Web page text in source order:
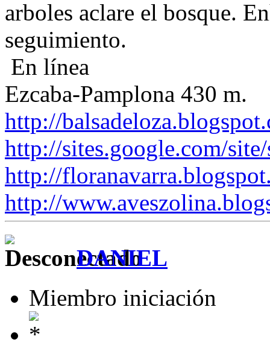
arboles aclare el bosque.
seguimiento.
En línea
Ezcaba-Pamplona 430 m.
http://
http://sites.google.com/
http://
http://
DANIEL
Miembro iniciación